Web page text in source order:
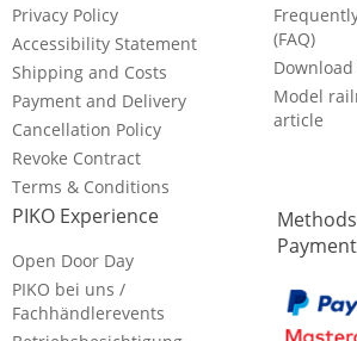
Privacy Policy
Accessibility Statement
Shipping and Costs
Payment and Delivery
Cancellation Policy
Revoke Contract
Terms & Conditions
(FAQ)
Model
article
PIKO Experience
Open Door Day
PIKO bei uns /
Fachhändlerevents
Payment